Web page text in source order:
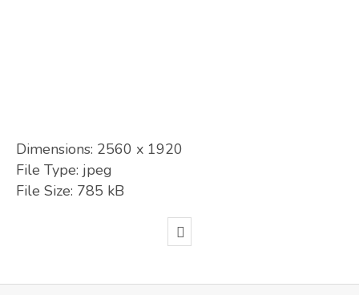
Dimensions: 2560 x 1920
File Type: jpeg
File Size: 785 kB